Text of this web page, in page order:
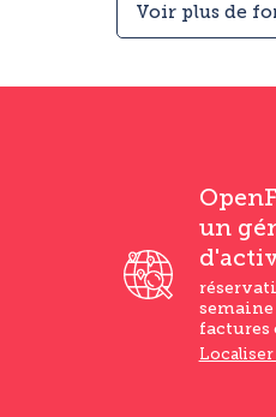
Voir plus de
un
semaine
factures